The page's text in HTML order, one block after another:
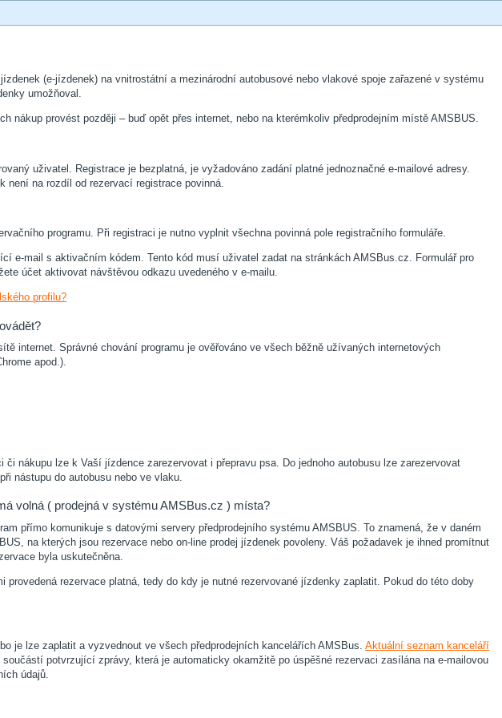
(e-jízdenek) na vnitrostátní a mezinárodní autobusové nebo vlakové spoje zařazené v systému
umožňoval.
nákup provést později – buď opět přes internet, nebo na kterémkoliv předprodejním místě AMSBUS.
uživatel. Registrace je bezplatná, je vyžadováno zadání platné jednoznačné e-mailové adresy.
není na rozdíl od rezervací registrace povinná.
programu. Při registraci je nutno vyplnit všechna povinná pole registračního formuláře.
e-mail s aktivačním kódem. Tento kód musí uživatel zadat na stránkách AMSBus.cz. Formulář pro
účet aktivovat návštěvou odkazu uvedeného v e-mailu.
profilu?
internet. Správné chování programu je ověřováno ve všech běžně užívaných internetových
apod.).
nákupu lze k Vaší jízdence zarezervovat i přepravu psa. Do jednoho autobusu lze zarezervovat
nástupu do autobusu nebo ve vlaku.
volná ( prodejná v systému AMSBus.cz ) místa?
přímo komunikuje s datovými servery předprodejního systému AMSBUS. To znamená, že v daném
na kterých jsou rezervace nebo on-line prodej jízdenek povoleny. Váš požadavek je ihned promítnut
byla uskutečněna.
provedená rezervace platná, tedy do kdy je nutné rezervované jízdenky zaplatit. Pokud do této doby
je lze zaplatit a vyzvednout ve všech předprodejních kancelářích AMSBus. Aktuální seznam kanceláří
potvrzující zprávy, která je automaticky okamžitě po úspěšné rezervaci zasílána na e-mailovou
údajů.